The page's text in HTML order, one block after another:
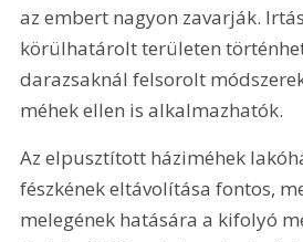
az embert nagyon zavarják.
körülhatárolt területen
darazsaknál felsorolt
méhek ellen is alkalmazhatók.
Az elpusztított háziméhek
fészkének eltávolítása fontos,
melegének hatására a kifolyó